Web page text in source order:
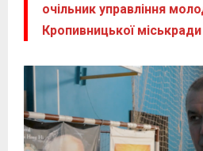
очільник управління
Кропивницької